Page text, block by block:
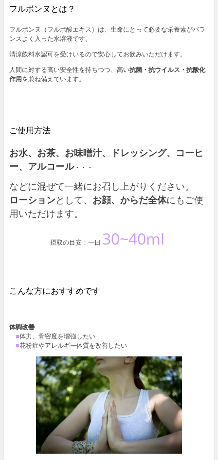
フルボンヌとは？
フルボンヌ（フルボ酸エキス）は、生命にとって必要な栄養素がバラ
ンスよく入った水溶液です。
清涼飲料水認可を受けいるので安心してお飲みいただけます。
人間に対する高い安全性を持ちつつ、高い抗菌・抗ウイルス・抗酸化
作用を兼ね備えています。
ご使用方法
お水、お茶、お味噌汁、ドレッシング、コーヒ
ー、アルコール・・・
などに混ぜて一緒にお召し上がりください。
ローションとして、 お顔、からだ全体にもご使
用いただけます。
摂取の目安：一日 30~40ml
こんな方におすすめです
体調改善
■体力、骨密度を増強したい
■花粉症やアレルギー体質を改善したい